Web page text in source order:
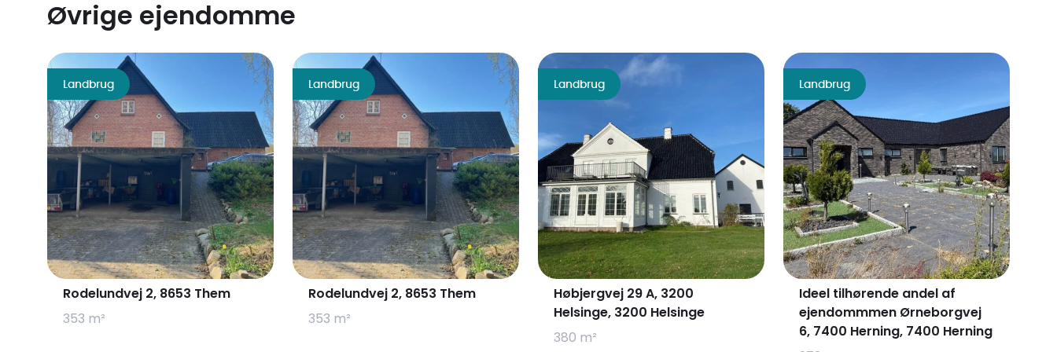
Øvrige ejendomme
Landbrug
Rodelundvej 2, 8653 Them
353 m²
Landbrug
Rodelundvej 2, 8653 Them
353 m²
Landbrug
Høbjergvej 29 A, 3200
Helsinge, 3200 Helsinge
380 m²
Landbrug
Ideel tilhørende andel af
ejendommmen Ørneborgvej
6, 7400 Herning, 7400 Herning